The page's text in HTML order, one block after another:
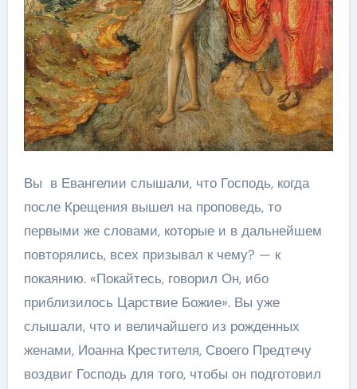
Вы в Евангелии слышали, что Господь, когда
после Крещения вышел на проповедь, то
первыми же словами, которые и в дальнейшем
повторялись, всех призывал к чему? — к
покаянию. «Покайтесь, говорил Он, ибо
приблизилось Царствие Божие». Вы уже
слышали, что и величайшего из рожденных
женами, Иоанна Крестителя, Своего Предтечу
воздвиг Господь для того, чтобы он подготовил